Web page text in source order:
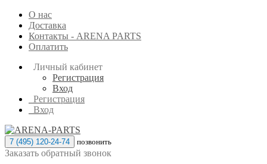
О нас
Доставка
Контакты - ARENA PARTS
Оплатить
Личный кабинет
Регистрация
Вход
Регистрация
Вход
7 (495) 120-24-74 позвонить
Заказать обратный звонок